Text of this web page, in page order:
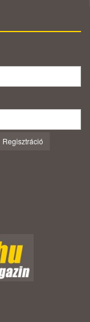
Regisztráció